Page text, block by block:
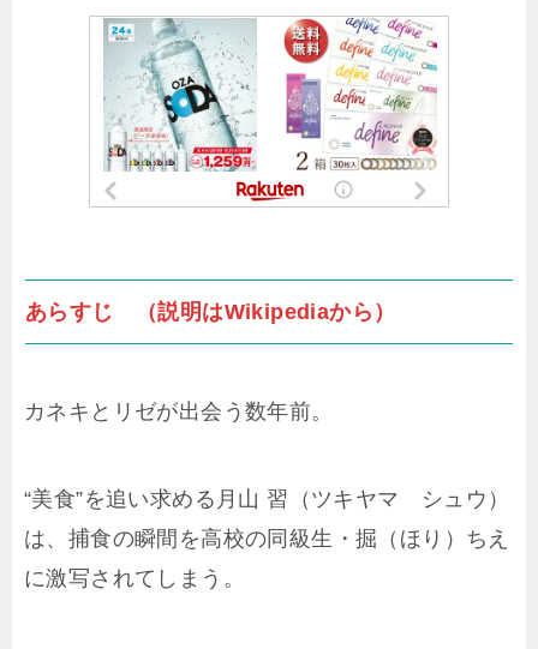
あらすじ （説明はWikipediaから）
カネキとリゼが出会う数年前。
“美食”を追い求める月山 習（ツキヤマ シュウ）
は、捕食の瞬間を高校の同級生・掘（ほり）ちえ
に激写されてしまう。